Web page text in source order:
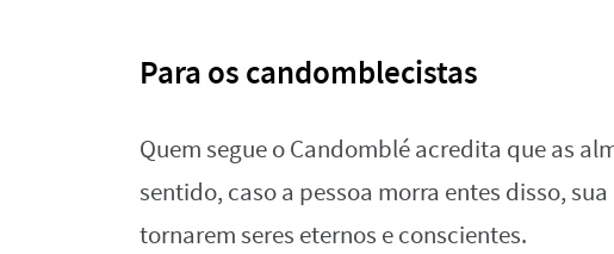
Para os candomblecistas
Quem segue o Candomblé acredita que as
sentido, caso a pessoa morra entes disso,
tornarem seres eternos e conscientes.